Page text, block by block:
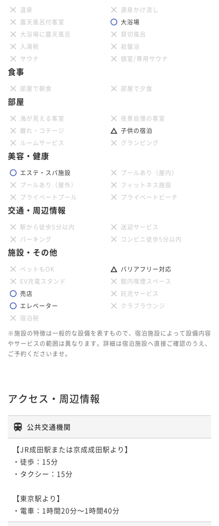
温泉
源泉かけ流し
露天風呂付客室
大浴場
大浴場に露天風呂
貸切風呂
入湯税
岩盤浴
サウナ
個室/専用サウナ
食事
部屋で朝食 部屋で夕食
部屋
海が見える客室
夜景自慢の客室
離れ・コテージ
子供の宿泊
ルームサービス
グランピング
美容・健康
エステ・スパ施設
プールあり（屋内）
プールあり（屋外）
フィットネス施設
プライベートプール
プライベートビーチ
交通・周辺情報
駅から徒歩5分以内
送迎サービス
パーキング
コンビニ徒歩5分以内
施設・その他
ペットもOK
バリアフリー対応
EV充電スタンド
館内喫煙スペース
売店
託児サービス
エレベーター
クラブラウンジ
宿泊税
※施設の特徴は一般的な設備を表すもので、宿泊施設によって設備内容
やサービスの範囲は異なります。詳細は宿泊施設へ直接ご確認のうえ、
ご予約くださいませ。
アクセス・周辺情報
公共交通機関
【JR成田駅または京成成田駅より】
・徒歩：15分
・タクシー：15分
【東京駅より】
・電車：1時間20分～1時間40分